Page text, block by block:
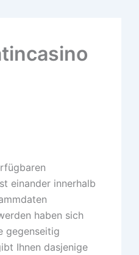
einander innerhalb
haben sich
gegenseitig
Ihnen dasjenige